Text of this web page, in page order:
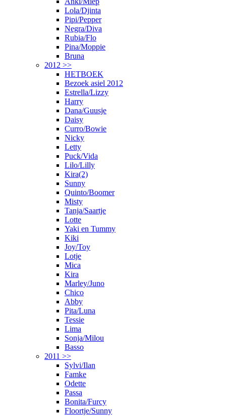
Lola/Djinta
Pipi/Pepper
Negra/Diva
Rubia/Flo
Pina/Moppie
Bruna
2012 >>
HETBOEK
Bezoek asiel 2012
Estrella/Lizzy
Harry
Dana/Guusje
Daisy
Curro/Bowie
Nicky
Letty
Puck/Vida
Lilo/Lilly
Kira(2)
Sunny
Quinto/Boomer
Misty
Tanja/Saartje
Lotte
Yaki en Tummy
Kiki
Joy/Toy
Lotje
Mica
Kira
Marley/Juno
Chico
Abby
Pita/Luna
Tessie
Lima
Sonja/Milou
Basso
2011 >>
Sylvi/Ilan
Famke
Odette
Passa
Bonita/Furcy
Floortje/Sunny